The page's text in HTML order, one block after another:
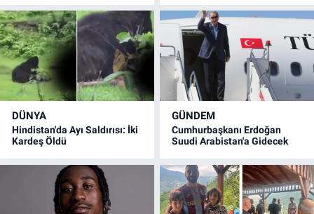
DÜNYA
Hindistan'da Ayı Saldırısı: İki
Kardeş Öldü
GÜNDEM
Cumhurbaşkanı Erdoğan
Suudi Arabistan'a Gidecek